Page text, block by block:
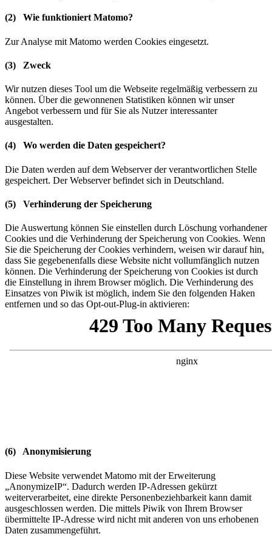
(2) Wie funktioniert Matomo?
Zur Analyse mit Matomo werden Cookies eingesetzt.
(3) Zweck
Wir nutzen dieses Tool um die Webseite regelmäßig verbessern zu
können. Über die gewonnenen Statistiken können wir unser
Angebot verbessern und für Sie als Nutzer interessanter
ausgestalten.
(4) Wo werden die Daten gespeichert?
Die Daten werden auf dem Webserver der verantwortlichen Stelle
gespeichert. Der Webserver befindet sich in Deutschland.
(5) Verhinderung der Speicherung
Die Auswertung können Sie einstellen durch Löschung vorhandener
Cookies und die Verhinderung der Speicherung von Cookies. Wenn
Sie die Speicherung der Cookies verhindern, weisen wir darauf hin,
dass Sie gegebenenfalls diese Website nicht vollumfänglich nutzen
können. Die Verhinderung der Speicherung von Cookies ist durch
die Einstellung in ihrem Browser möglich. Die Verhinderung des
Einsatzes von Piwik ist möglich, indem Sie den folgenden Haken
entfernen und so das Opt-out-Plug-in aktivieren:
(6) Anonymisierung
Diese Website verwendet Matomo mit der Erweiterung
„AnonymizeIP“. Dadurch werden IP-Adressen gekürzt
weiterverarbeitet, eine direkte Personenbeziehbarkeit kann damit
ausgeschlossen werden. Die mittels Piwik von Ihrem Browser
übermittelte IP-Adresse wird nicht mit anderen von uns erhobenen
Daten zusammengeführt.